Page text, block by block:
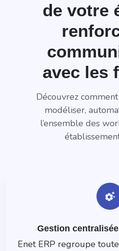
de votre
avec les
Découvrez
modéliser,
l’ensemble des
settings_suggest
Gestion
Enet ERP regroupe